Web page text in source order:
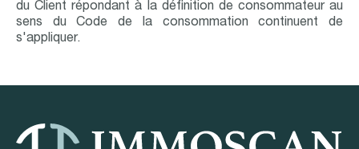
du Client répondant à la définition de consommateur au
sens du Code de la consommation continuent de
s'appliquer.